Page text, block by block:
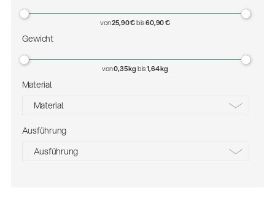
von25,90 €bis60,90 €
Material
Material
Aluminium
Holz
Ausführung
Ausführung
Gewicht
von0,35 kgbis1,64 kg